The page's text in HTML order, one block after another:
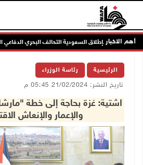
أهم الاخبار
ترحب بإطلاق السعودية التحالف البحري الدفاعي
الرئيسية رئاسة الوزراء
تاريخ النشر: 21/02/2024 05:45 م
اشتية: غزة بحاجة إلى خطة
والإعمار والإنعاش